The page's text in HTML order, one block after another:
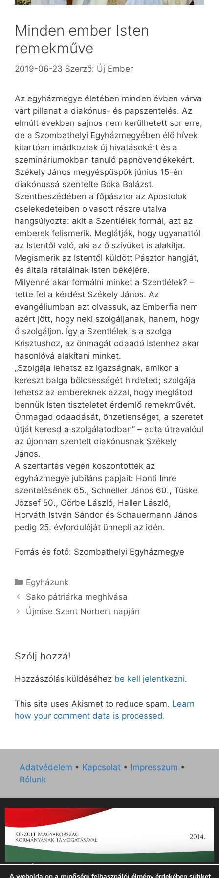
Minden ember Isten
remekműve
2019-06-23 Szerző: Új Ember
Az egyházmegye életében minden évben várva
várt pillanat a diakónus- és papszentelés. Az
elmúlt években sajnos nem kerülhetett sor erre,
de a Szombathelyi Egyházmegyében élő hívek
kitartóan imádkoztak új hivatásokért és a
szemináriumokban tanuló papnövendékekért.
Székely János megyéspüspök június 15-én
diakónussá szentelte Bóka Balázst.
Szentbeszédében a főpásztor az Apostolok
cselekedeteiben olvasott részre utalva
hangsúlyozta: akit a Szentlélek formál, azt az
emberek felismerik. Meglátják, hogy ugyanattól
az Istentől való, aki az ő szívüket is alakítja.
Megismerik az Istentől küldött Pásztor hangját,
és általa rátalálnak Isten békéjére.
Milyenné akar formálni minket a Szentlélek? –
tette fel a kérdést Székely János. Az
evangéliumban azt olvassuk, az Emberfia nem
azért jött, hogy neki szolgáljanak, hanem, hogy
ő szolgáljon. Így a Szentlélek is a szolga
Krisztushoz, az önmagát odaadó Istenhez akar
hasonlóvá alakítani minket.
„Szolgája lehetsz az igazságnak, amikor a
kereszt balga bölcsességét hirdeted; szolgája
lehetsz az embereknek azzal, hogy meglátod
bennük Isten tiszteletet érdemlő remekművét.
Önmagad odaadását, önzetlenséget, a szeretet
útját keresd a szolgálatodban” – adta útravalóul
az újonnan szentelt diakónusnak Székely
János.
A szertartás végén köszöntötték az
egyházmegye jubiláns papjait: Honti Imre
szentelésének 65., Schneller János 60., Tüske
József 50., Görbe László, Haller László,
Horváth István Sándor és Schauermann János
pedig 25. évfordulóját ünnepli az idén.
Forrás és fotó: Szombathelyi Egyházmegye
Kategória
Egyházunk
Sako pátriárka meghívása
Újmise Szent Norbert napján
Szólj hozzá!
Hozzászólás küldéséhez be kell jelentkezni.
This site uses Akismet to reduce spam. Learn
how your comment data is processed.
Adatvédelem • Kapcsolat • Impresszum •
Rólunk
„Az Új Ember katolikus hetilap 2014. évi működésének